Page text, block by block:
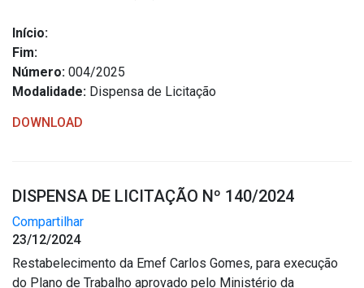
Início:
Fim:
Número: 004/2025
Modalidade: Dispensa de Licitação
DOWNLOAD
DISPENSA DE LICITAÇÃO Nº 140/2024
Compartilhar
23/12/2024
Restabelecimento da Emef Carlos Gomes, para execução
do Plano de Trabalho aprovado pelo Ministério da